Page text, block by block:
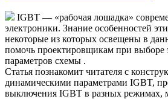
IGBT — «рабочая лошадка»
электроники. Знание особенностей
некоторые из которых освещены в
помочь проектировщикам при выборе
параметров схемы .
Статья познакомит читателя с
динамическими параметрами IGBT,
выключения IGBT в разных режимах,